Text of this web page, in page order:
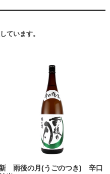
ています。
雨後の月(うごのつき) 辛口